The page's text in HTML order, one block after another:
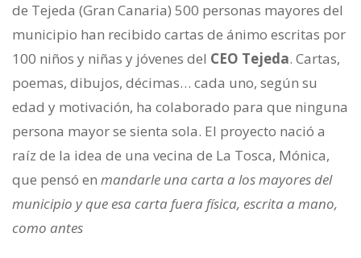
de Tejeda (Gran Canaria) 500 personas mayores del
municipio han recibido cartas de ánimo escritas por
100 niños y niñas y jóvenes del CEO Tejeda. Cartas,
poemas, dibujos, décimas… cada uno, según su
edad y motivación, ha colaborado para que ninguna
persona mayor se sienta sola. El proyecto nació a
raíz de la idea de una vecina de La Tosca, Mónica,
que pensó en mandarle una carta a los mayores del
municipio y que esa carta fuera física, escrita a mano,
como antes